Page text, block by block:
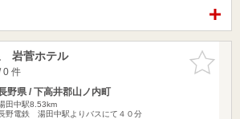
お気に入
りに追加
岩菅ホテル
件
野県 / 下高井郡山ノ内町
田中駅8.53km
野電鉄 湯田中駅よりバスにて４０分